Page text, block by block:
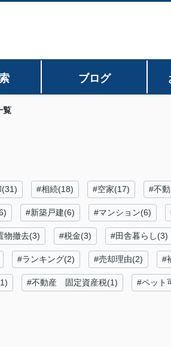
ブログ
覧
(31) #相続(18) #空家(17) #不
#新築戸建(6) #マンション(6)
物撤去(3) #税金(3) #田舎暮らし(3)
#ランキング(2) #売却理由(2) #
#不動産 固定資産税(1) #ペット